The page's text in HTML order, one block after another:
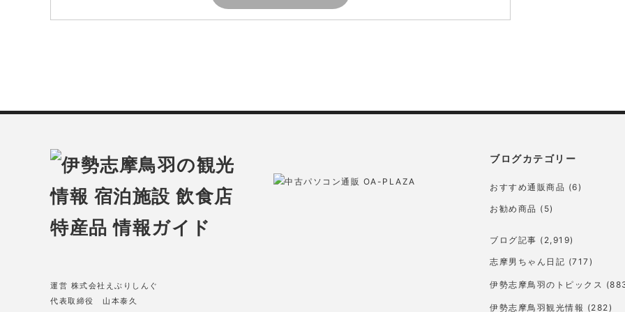
中古パソコン通販 OA-PLAZA
ブログカテゴリー
おすすめ通販商品 (6)
お勧め商品 (5)
ブログ記事 (2,919)
志摩男ちゃん日記 (717)
伊勢志摩鳥羽のトピックス
伊勢志摩鳥羽観光情報 (282)
運営 株式会社えぶりしんぐ
代表取締役 山本泰久